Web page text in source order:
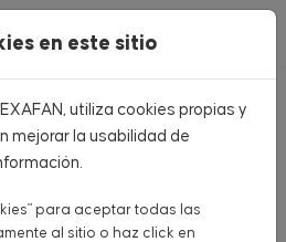
PRODUCTOS
PRODUCTOS
lo que necesitas para tu granja
en este sitio
utiliza cookies propias y
mejorar la usabilidad de
para aceptar todas las
al sitio o haz click en